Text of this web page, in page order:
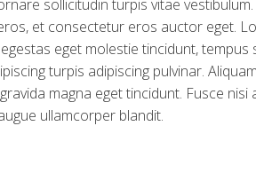
sollicitudin turpis vitae
et consectetur eros auctor eget.
eget molestie tincidunt, tempus
turpis adipiscing pulvinar.
magna eget tincidunt. Fusce nisi
ullamcorper blandit.